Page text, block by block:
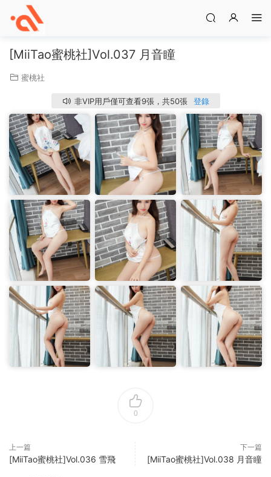
[MiiTao蜜桃社]Vol.037 月音瞳
蜜桃社
非VIP用戶僅可查看9張，共50張 登錄
0
上一篇
[MiiTao蜜桃社]Vol.036 雪飛
下一篇
[MiiTao蜜桃社]Vol.038 月音瞳